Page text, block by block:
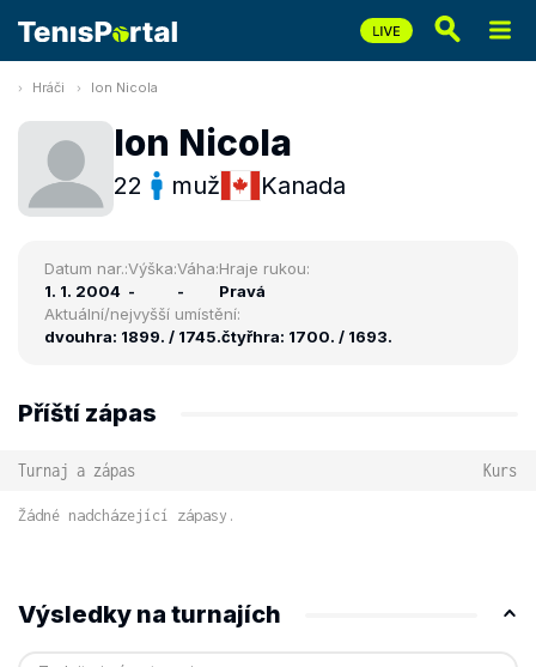
Hráči Ion Nicola
Ion Nicola
22 muž Kanada
Datum nar.:
1. 1. 2004
Výška:
-
Váha:
-
Hraje rukou:
Pravá
Aktuální/nejvyšší umístění:
dvouhra: 1899. / 1745.čtyřhra: 1700. / 1693.
Příští zápas
Turnaj a zápas Kurs
Žádné nadcházející zápasy.
Výsledky na turnajích